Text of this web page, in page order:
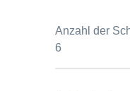
Anzahl der
6